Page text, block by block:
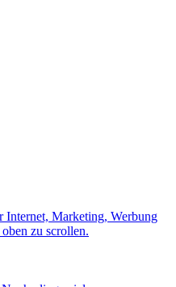
Internet, Marketing, Werbung
zu scrollen.